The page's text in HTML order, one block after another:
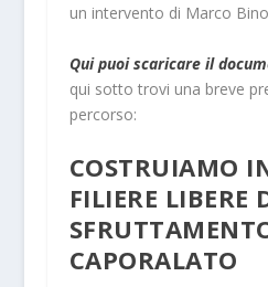
un intervento di Marco
Qui puoi scaricare il
qui sotto trovi una breve
percorso:
COSTRUIAMO
FILIERE LIBERE
CAPORALATO